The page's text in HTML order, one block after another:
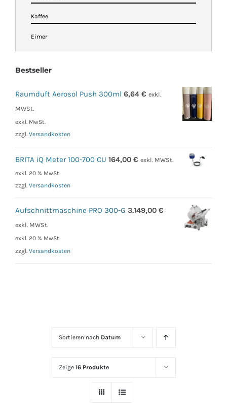
Sortieren nach Datum
Zeige 16 Produkte
Kaffee
Eimer
Bestseller
Raumduft Aerosol Push 300ml 6,64 € exkl.
MWSt.
exkl. MwSt.
zzgl. Versandkosten
BRITA iQ Meter 100-700 CU 164,00 € exkl. MWSt.
exkl. 20 % MwSt.
zzgl. Versandkosten
Aufschnittmaschine PRO 300-G 3.149,00 €
exkl. MWSt.
exkl. 20 % MwSt.
zzgl. Versandkosten